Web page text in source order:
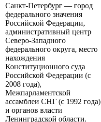
Санкт-Петербург — город
федерального значения
Российской Федерации,
административный центр
Северо-Западного
федерального округа, место
нахождения
Конституционного суда
Российской Федерации (с
2008 года),
Межпарламентской
ассамблеи СНГ (с 1992 года)
и органов власти
Ленинградской области.